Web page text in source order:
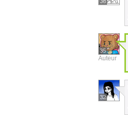
35
Auteur
32